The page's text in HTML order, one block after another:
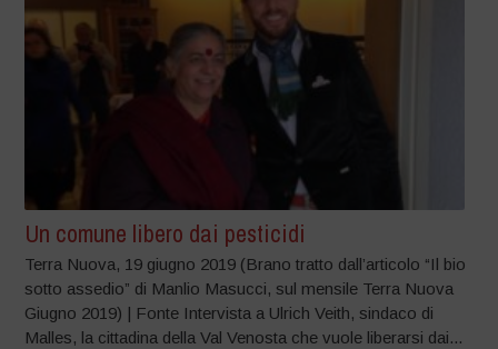
Un comune libero dai pesticidi
Terra Nuova, 19 giugno 2019 (Brano tratto dall’articolo “Il bio
sotto assedio” di Manlio Masucci, sul mensile Terra Nuova
Giugno 2019) | Fonte Intervista a Ulrich Veith, sindaco di
Malles, la cittadina della Val Venosta che vuole liberarsi dai...